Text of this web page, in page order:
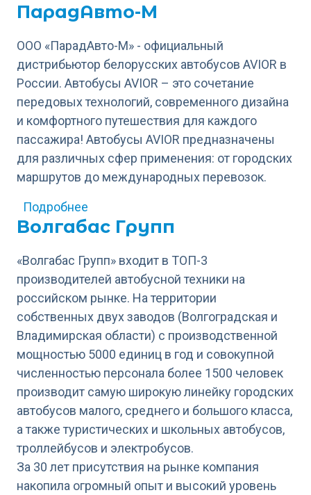
ПарадАвто-М
ООО «ПарадАвто-М» - официальный
дистрибьютор белорусских автобусов AVIOR в
России. Автобусы AVIOR – это сочетание
передовых технологий, современного дизайна
и комфортного путешествия для каждого
пассажира! Автобусы AVIOR предназначены
для различных сфер применения: от городских
маршрутов до международных перевозок.
Подробнее
Волгабас Групп
«Волгабас Групп» входит в ТОП-3
производителей автобусной техники на
российском рынке. На территории
собственных двух заводов (Волгоградская и
Владимирская области) с производственной
мощностью 5000 единиц в год и совокупной
численностью персонала более 1500 человек
производит самую широкую линейку городских
автобусов малого, среднего и большого класса,
а также туристических и школьных автобусов,
троллейбусов и электробусов.
За 30 лет присутствия на рынке компания
накопила огромный опыт и высокий уровень